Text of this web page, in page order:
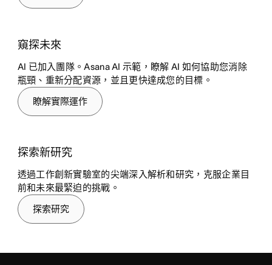
窺探未來
AI 已加入團隊。Asana AI 示範，瞭解 AI 如何協助您消除
瓶頸、重新分配資源，並且更快達成您的目標。
瞭解實際運作
探索新研究
透過工作創新實驗室的尖端深入解析和研究，克服企業目
前和未來最緊迫的挑戰。
探索研究